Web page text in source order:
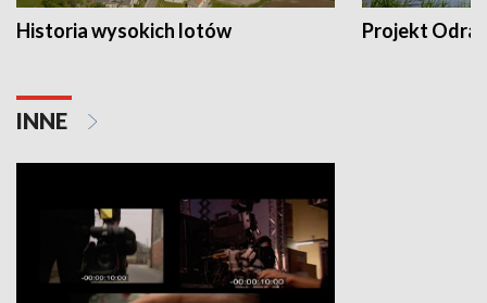
Historia wysokich lotów Projekt Odra
INNE